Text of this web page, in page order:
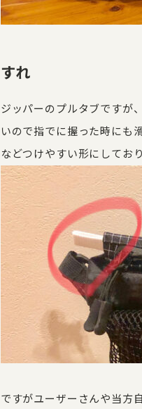
すれ
ジッパーのプルタブですが
いので指でに握った時にも
などつけやすい形にしており
ですがユーザーさんや当方